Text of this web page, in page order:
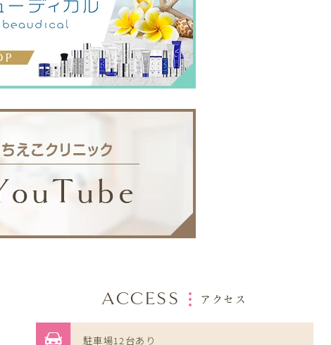
ACCESS アクセス
駐車場12台あり